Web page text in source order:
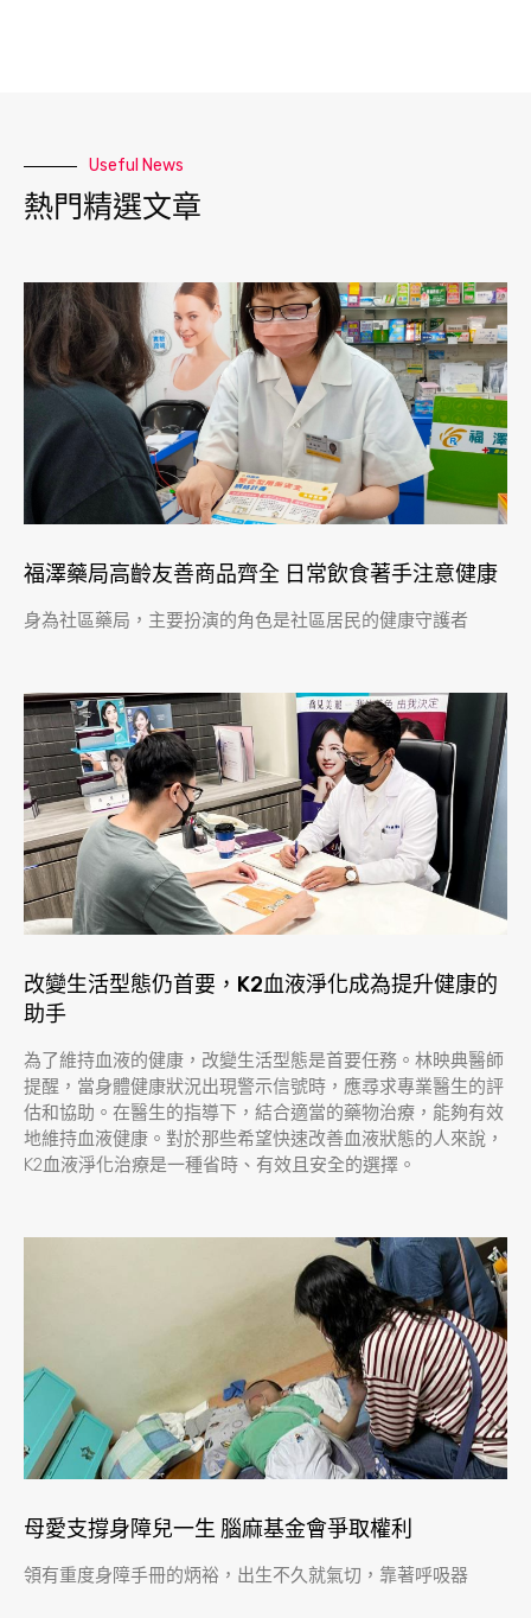
Useful News
熱門精選文章
福澤藥局高齡友善商品齊全 日常飲食著手注意健康
身為社區藥局，主要扮演的角色是社區居民的健康守護者
改變生活型態仍首要，K2血液淨化成為提升健康的
助手
為了維持血液的健康，改變生活型態是首要任務。林映典醫師
提醒，當身體健康狀況出現警示信號時，應尋求專業醫生的評
估和協助。在醫生的指導下，結合適當的藥物治療，能夠有效
地維持血液健康。對於那些希望快速改善血液狀態的人來說，
K2血液淨化治療是一種省時、有效且安全的選擇。
母愛支撐身障兒一生 腦麻基金會爭取權利
領有重度身障手冊的炳裕，出生不久就氣切，靠著呼吸器